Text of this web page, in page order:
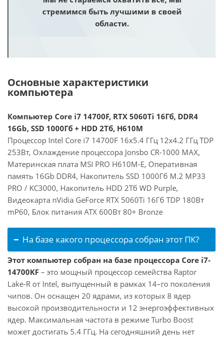
стремимся быть лучшими в своей
области.
Основные характеристики
компьютера
Компьютер Core i7 14700F, RTX 5060Ti 16Гб, DDR4
16Gb, SSD 1000Гб + HDD 2Тб, H610M
Процессор Intel Core i7 14700F 16x5.4 ГГц 12x4.2 ГГц TDP
253Вт, Охлаждение процессора Jonsbo CR-1000 MAX,
Материнская плата MSI PRO H610M-E, Оперативная
память 16Gb DDR4, Накопитель SSD 1000Гб M.2 MP33
PRO / KC3000, Накопитель HDD 2Тб WD Purple,
Видеокарта nVidia GeForce RTX 5060Ti 16Гб TDP 180Вт
mP60, Блок питания ATX 600Вт 80+ Bronze
На базе какого процессора собран этот ПК?
Этот компьютер собран на базе процессора Core i7-
14700KF – это мощный процессор семейства Raptor
Lake-R от Intel, выпущенный в рамках 14–го поколения
чипов. Он оснащен 20 ядрами, из которых 8 ядер
высокой производительности и 12 энергоэффективных
ядер. Максимальная частота в режиме Turbo Boost
может достигать 5.4 ГГц. На сегодняшний день нет